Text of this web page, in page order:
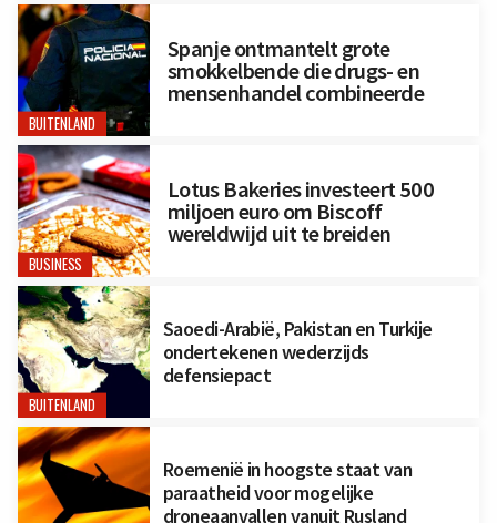
BUITENLAND
Spanje ontmantelt grote
smokkelbende die drugs- en
mensenhandel combineerde
BUSINESS
Lotus Bakeries investeert 500
miljoen euro om Biscoff
wereldwijd uit te breiden
BUITENLAND
Saoedi-Arabië, Pakistan en Turkije
ondertekenen wederzijds
defensiepact
Roemenië in hoogste staat van
paraatheid voor mogelijke
droneaanvallen vanuit Rusland